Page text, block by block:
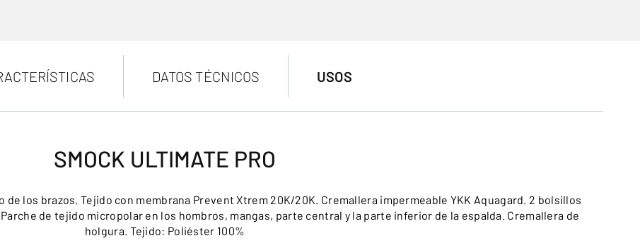
DATOS TÉCNICOS USOS
SMOCK ULTIMATE PRO
los brazos. Tejido con membrana Prevent Xtrem 20K/20K. Cremallera impermeable YKK Aquagard. 2 bolsillos
de tejido micropolar en los hombros, mangas, parte central y la parte inferior de la espalda. Cremallera de
holgura. Tejido: Poliéster 100%